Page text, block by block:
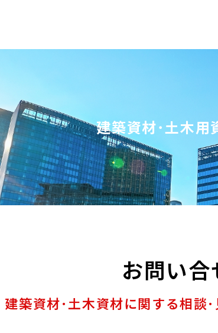
建築資材･土木用
お問い
建築資材･土木資材に関する相談